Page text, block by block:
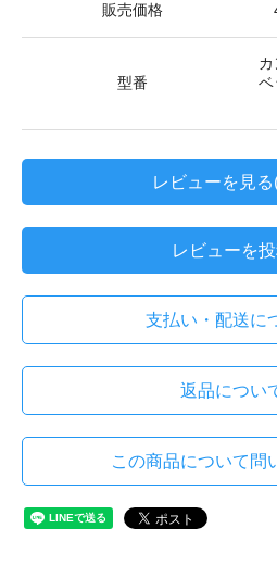
販売価格
型番
ベ
レビューを見
レビューを
支払い・配送に
返品につい
この商品について問